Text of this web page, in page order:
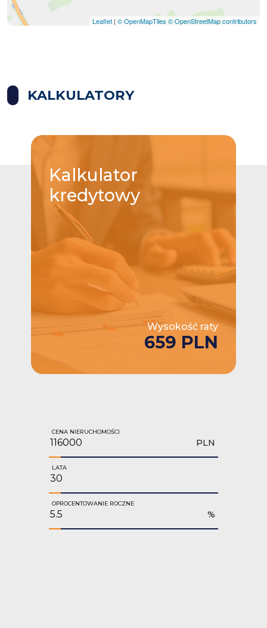
Leaflet | © OpenMapTiles © OpenStreetMap contributors
KALKULATORY
Kalkulator
kredytowy
Wysokość raty
659 PLN
CENA NIERUCHOMOŚCI
PLN
LATA
OPROCENTOWANIE ROCZNE
%